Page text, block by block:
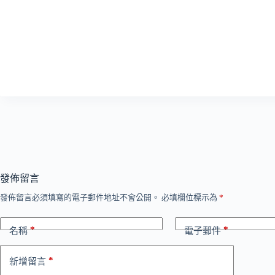
發佈留言
發佈留言必須填寫的電子郵件地址不會公開。 必填欄位標示為 *
名稱* 電子郵件*
新增留言 *